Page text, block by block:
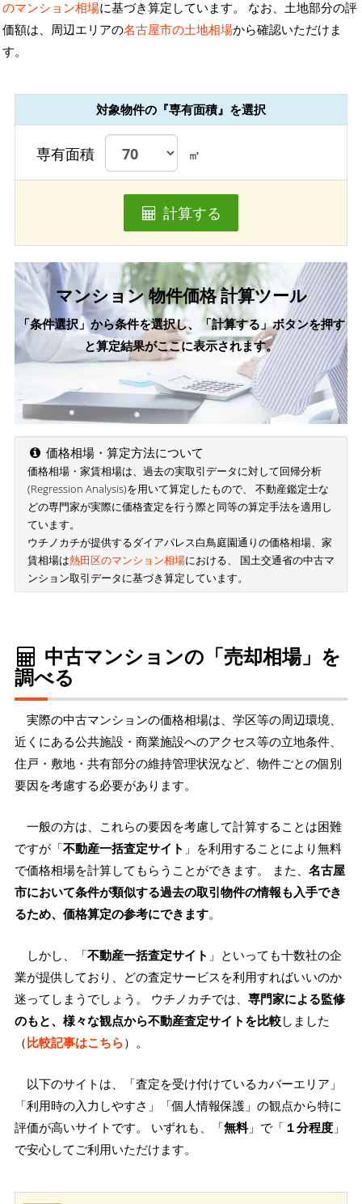
のマンション相場に基づき算定しています。 なお、土地部分の評
価額は、周辺エリアの名古屋市の土地相場から確認いただけま
す。
対象物件の『専有面積』を選択
専有面積 ㎡
計算する
マンション 物件価格 計算ツール
「条件選択」から条件を選択し、「計算する」ボタンを押す
と算定結果がここに表示されます。
価格相場・算定方法について
価格相場・家賃相場は、過去の実取引データに対して回帰分析
(Regression Analysis)を用いて算定したもので、 不動産鑑定士な
どの専門家が実際に価格査定を行う際と同等の算定手法を適用し
ています。
ウチノカチが提供するダイアパレス白鳥庭園通りの価格相場、家
賃相場は熱田区のマンション相場における、 国土交通省の中古マ
ンション取引データに基づき算定しています。
中古マンションの「売却相場」を
調べる
実際の中古マンションの価格相場は、学区等の周辺環境、
近くにある公共施設・商業施設へのアクセス等の立地条件、
住戸・敷地・共有部分の維持管理状況など、物件ごとの個別
要因を考慮する必要があります。
一般の方は、これらの要因を考慮して計算することは困難
ですが「不動産一括査定サイト 」を利用することにより無料
で価格相場を計算してもらうことができます。 また、 名古屋
市において条件が類似する過去の取引物件の情報も入手でき
るため、価格算定の参考にできます。
しかし、「不動産一括査定サイト 」といっても十数社の企
業が提供しており、どの査定サービスを利用すればいいのか
迷ってしまうでしょう。 ウチノカチでは、 専門家による監修
のもと、様々な観点から不動産査定サイトを比較しました
（比較記事はこちら）。
以下のサイトは、「査定を受け付けているカバーエリア」
「利用時の入力しやすさ」「個人情報保護」の観点から特に
評価が高いサイトです。 いずれも、「無料」で「 １分程度 」
で安心してご利用いただけます。